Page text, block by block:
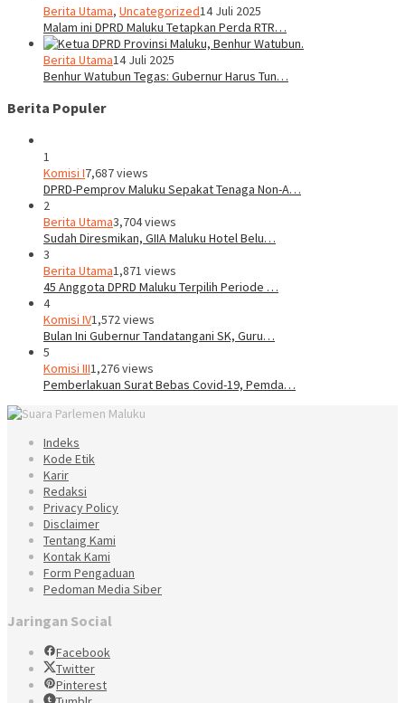
Berita Utama, Uncategorized14 Juli 2025
Malam ini DPRD Maluku Tetapkan Perda RTR…
Berita Utama14 Juli 2025
Benhur Watubun Tegas: Gubernur Harus Tun…
Berita Populer
1
Komisi I7,687 views
DPRD-Pemprov Maluku Sepakat Tenaga Non-A…
2
Berita Utama3,704 views
Sudah Diresmikan, GIIA Maluku Hotel Belu…
3
Berita Utama1,871 views
45 Anggota DPRD Maluku Terpilih Periode …
4
Komisi IV1,572 views
Bulan Ini Gubernur Tandatangani SK, Guru…
5
Komisi III1,276 views
Pemberlakuan Surat Bebas Covid-19, Pemda…
Indeks
Kode Etik
Karir
Redaksi
Privacy Policy
Disclaimer
Tentang Kami
Kontak Kami
Form Pengaduan
Pedoman Media Siber
Jaringan Social
Facebook
Twitter
Pinterest